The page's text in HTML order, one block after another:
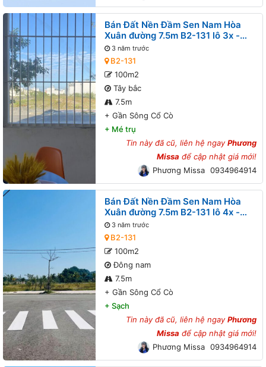
Bán Đất Nền Đầm Sen Nam Hòa
Xuân đường 7.5m B2-131 lô 3x -
Gần Sông Cổ Cò
3 năm trước
B2-131
100m2
Tây bắc
7.5m
+ Gần Sông Cổ Cò
+ Mé trụ
Tin này đã cũ, liên hệ ngayPhương
Missa để cập nhật giá mới!
Phương Missa 0934964914
Bán Đất Nền Đầm Sen Nam Hòa
Xuân đường 7.5m B2-131 lô 4x -
Gần Sông Cổ Cò
3 năm trước
B2-131
100m2
Đông nam
7.5m
+ Gần Sông Cổ Cò
+ Sạch
Tin này đã cũ, liên hệ ngayPhương
Missa để cập nhật giá mới!
Phương Missa 0934964914